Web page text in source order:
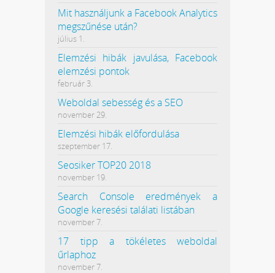
Mit használjunk a Facebook Analytics
megszűnése után?
július 1.
Elemzési hibák javulása, Facebook
elemzési pontok
február 3.
Weboldal sebesség és a SEO
november 29.
Elemzési hibák előfordulása
szeptember 17.
Seosiker TOP20 2018
november 19.
Search Console eredmények a
Google keresési találati listában
november 7.
17 tipp a tökéletes weboldal
űrlaphoz
november 7.